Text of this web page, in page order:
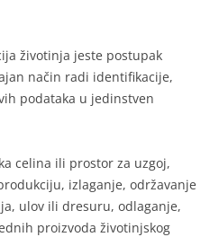
životinja jeste postupak
način radi identifikacije,
podataka u jedinstven
celina ili prostor za uzgoj,
izlaganje, održavanje
ulov ili dresuru, odlaganje,
proizvoda životinjskog